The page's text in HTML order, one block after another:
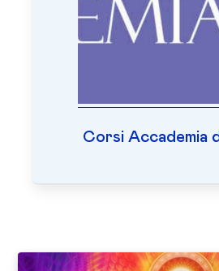
Corsi Accademia